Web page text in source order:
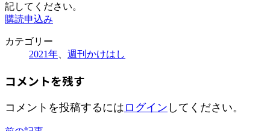
記してください。
購読申込み
カテゴリー
2021年
週刊かけはし
コメントを残す
コメントを投稿するには ログイン してください。